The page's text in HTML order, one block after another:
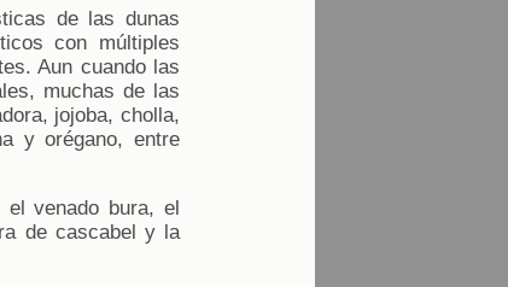
de las dunas
con múltiples
Aun cuando las
muchas de las
jojoba, cholla,
y orégano, entre
venado bura, el
de cascabel y la